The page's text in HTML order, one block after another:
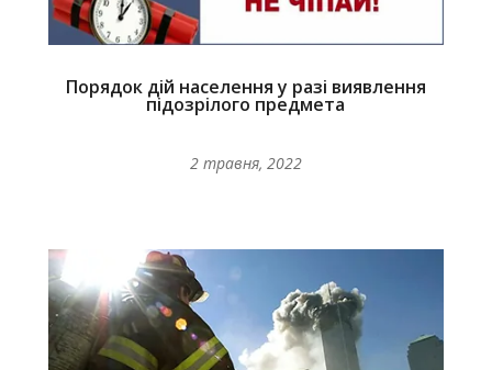
Порядок дій населення у разі виявлення
підозрілого предмета
2 травня, 2022